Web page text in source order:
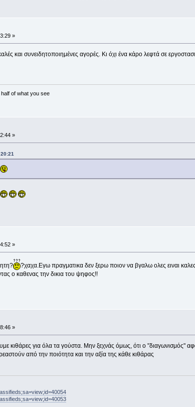
»
και συνειδητοποιημένες αγορές. Κι όχι ένα κάρο λεφτά σε
of what you see
»
»
?χαχα.Εγω πραγματικα δεν ξερω ποιον να βγαλω ολες ειναι
ο καθενας την δικια του ψηφος!!
»
κιθάρες για όλα τα γούστα. Μην ξεχνάς όμως, ότι ο
από την ποιότητα και την αξία της κάθε κιθάρας